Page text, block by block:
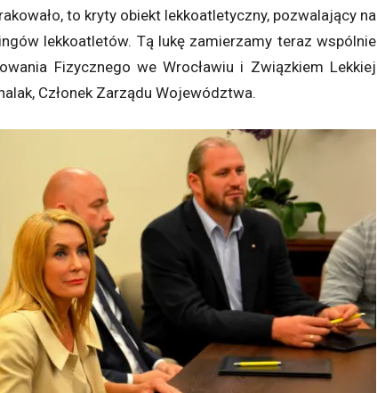
to kryty obiekt lekkoatletyczny, pozwalający na
lekkoatletów. Tą lukę zamierzamy teraz wspólnie
Fizycznego we Wrocławiu i Związkiem Lekkiej
Członek Zarządu Województwa.